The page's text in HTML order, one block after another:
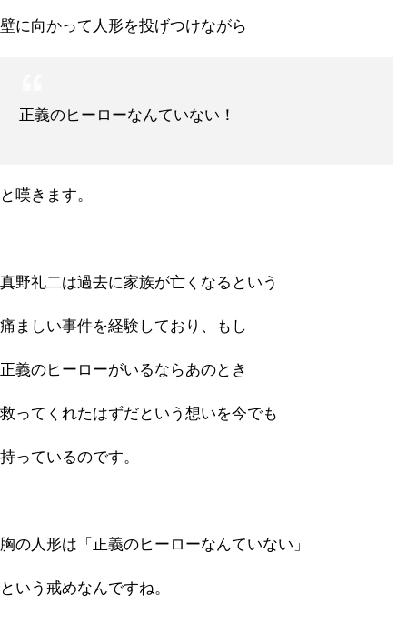
壁に向かって人形を投げつけながら
正義のヒーローなんていない！
と嘆きます。
真野礼二は過去に家族が亡くなるという
痛ましい事件を経験しており、もし
正義のヒーローがいるならあのとき
救ってくれたはずだという想いを今でも
持っているのです。
胸の人形は「正義のヒーローなんていない」
という戒めなんですね。